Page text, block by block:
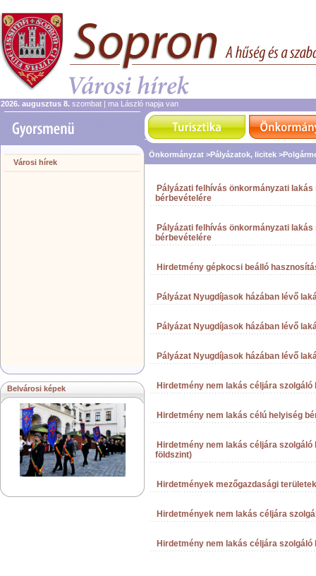
2026. augusztus 8. szombat | ma László napja van
Városi hírek
Belvárosi képek
Önkormányzat >Pályázatok, licitek
Pályázati felhívás önkormányzati
bérbevételére
Pályázati felhívás önkormányzati
bérbevételére
Hirdetmény gépkocsi beálló
Pályázat Nyugdíjasok házában lévő
Pályázat Nyugdíjasok házában lévő
Pályázat Nyugdíjasok házában lévő
Hirdetmény nem lakás céljára
Hirdetmény nem lakás célú helyiség
Hirdetmény nem lakás céljára
földszint)
Hirdetmények mezőgazdasági
Hirdetmények nem lakás céljára
Hirdetmény nem lakás céljára